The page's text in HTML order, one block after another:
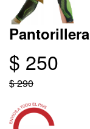
$ 250
$ 290